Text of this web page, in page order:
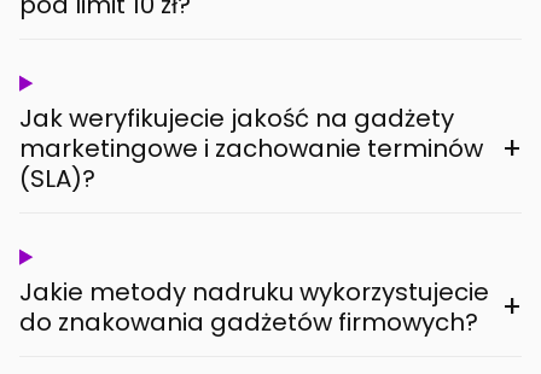
Jak weryfikujecie jakość na gadżety
marketingowe i zachowanie terminów
(SLA)?
+
Jakie metody nadruku wykorzystujecie
do znakowania gadżetów firmowych?
+